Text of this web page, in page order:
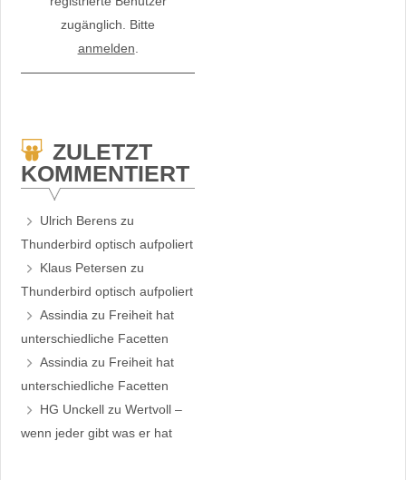
zugänglich. Bitte
anmelden
ZULETZT
KOMMENTIERT
Ulrich Berens zu
Thunderbird optisch aufpoliert
Klaus Petersen zu
Thunderbird optisch aufpoliert
Assindia zu Freiheit hat
unterschiedliche Facetten
Assindia zu Freiheit hat
unterschiedliche Facetten
HG Unckell zuWertvoll –
wenn jeder gibt was er hat